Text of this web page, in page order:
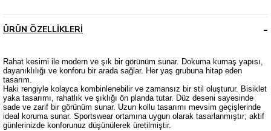
ÜRÜN ÖZELLIKLERI
Rahat kesimi ile modern ve şık bir görünüm sunar. Dokuma kumaş yapısı,
dayanıklılığı ve konforu bir arada sağlar. Her yaş grubuna hitap eden
tasarım.
Haki rengiyle kolayca kombinlenebilir ve zamansız bir stil oluşturur. Bisiklet
yaka tasarımı, rahatlık ve şıklığı ön planda tutar. Düz deseni sayesinde
sade ve zarif bir görünüm sunar. Uzun kollu tasarımı mevsim geçişlerinde
ideal koruma sunar. Sportswear ortamına uygun olarak tasarlanmıştır; aktif
günlerinizde konforunuz düşünülerek üretilmiştir.